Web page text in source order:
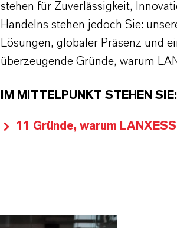
stehen für Zuverlässigkeit,
Handelns stehen jedoch Sie:
Lösungen, globaler Präsenz und
überzeugende Gründe, warum
IM MITTELPUNKT STEHEN
11 Gründe, warum